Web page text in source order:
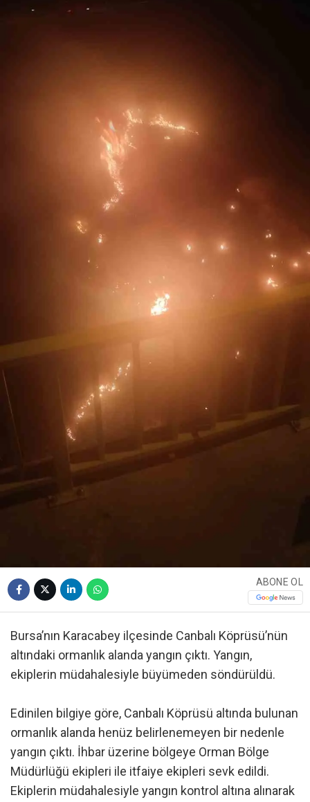
ABONE OL
Bursa’nın Karacabey ilçesinde Canbalı Köprüsü’nün
altındaki ormanlık alanda yangın çıktı. Yangın,
ekiplerin müdahalesiyle büyümeden söndürüldü.
Edinilen bilgiye göre, Canbalı Köprüsü altında bulunan
ormanlık alanda henüz belirlenemeyen bir nedenle
yangın çıktı. İhbar üzerine bölgeye Orman Bölge
Müdürlüğü ekipleri ile itfaiye ekipleri sevk edildi.
Ekiplerin müdahalesiyle yangın kontrol altına alınarak